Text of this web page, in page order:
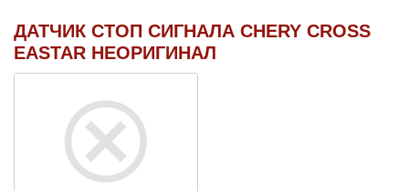
ДАТЧИК СТОП СИГНАЛА CHERY CROSS
EASTAR НЕОРИГИНАЛ